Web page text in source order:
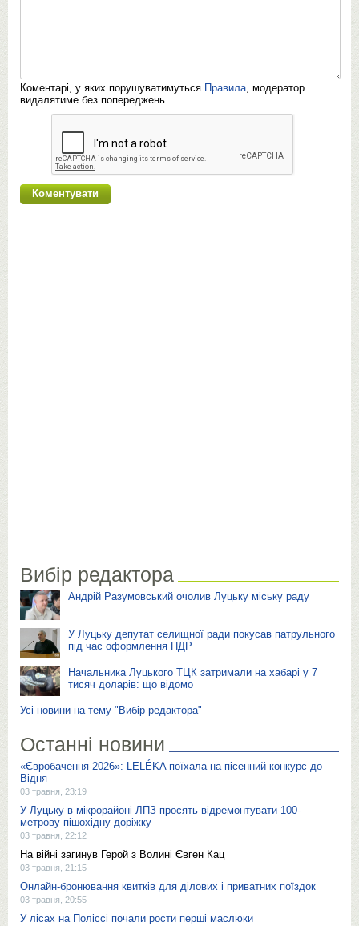
Коментарі, у яких порушуватимуться Правила , модератор
видалятиме без попереджень.
Вибір редактора
Андрій Разумовський очолив Луцьку міську раду
У Луцьку депутат селищної ради покусав патрульного
під час оформлення ПДР
Начальника Луцького ТЦК затримали на хабарі у 7
тисяч доларів: що відомо
Усі новини на тему "Вибір редактора"
Останні новини
«Євробачення-2026»: LELÉKA поїхала на пісенний конкурс до
Відня
03 травня, 23:19
У Луцьку в мікрорайоні ЛПЗ просять відремонтувати 100-
метрову пішохідну доріжку
03 травня, 22:12
На війні загинув Герой з Волині Євген Кац
03 травня, 21:15
Онлайн-бронювання квитків для ділових і приватних поїздок
03 травня, 20:55
У лісах на Поліссі почали рости перші маслюки